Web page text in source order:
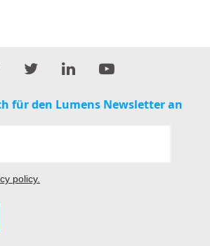
für den Lumens Newsletter an
policy.